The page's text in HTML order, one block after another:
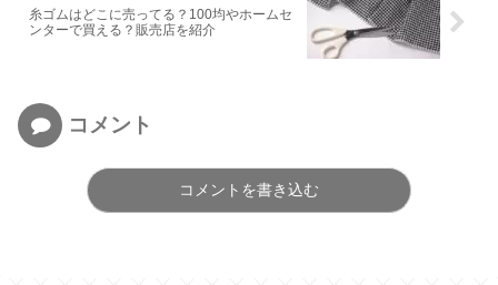
糸ゴムはどこに売ってる？100均やホームセ
ンターで買える？販売店を紹介
コメント
コメントを書き込む